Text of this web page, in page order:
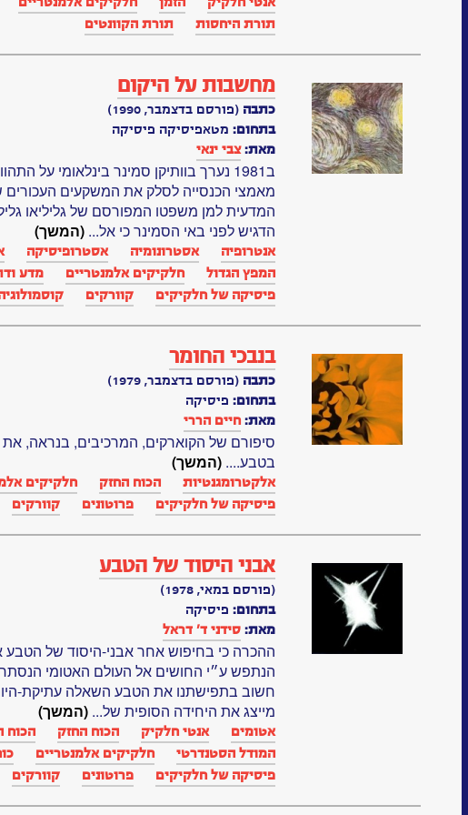
תורת היחסות‏
תורת הקוונטים
מחשבות על היקום
כתבה (פורסם בדצמבר, 1990)
בתחום: מטאפיסיקה פיסיקה
מאת:צבי ינאי
ב1981 נערך בוותיקן סמינר בינלאומי על
מאמצי הכנסייה לסלק את המשקעים העכורים
המדעית למן משפטו המפורסם של גליליאו
הדגיש לפני באי הסמינר כי אל... (המשך)
אנטרופיה‏ אסטרונומיה אסטרופיסיקה
המפץ הגדול
חלקיקים אלמנטריים
מדע
פיסיקה של חלקיקים
קוורקים
בנבכי החומר
כתבה (פורסם בדצמבר, 1979)
בתחום: פיסיקה
מאת: חיים הררי
סיפורם של הקוארקים, המרכיבים, בנראה,
בטבע.... (המשך)
אלקטרומגנטיות הכוח החזק
חלקיקים
פיסיקה של חלקיקים
פרוטונים קוורקים
אבני היסוד של הטבע
(פורסם במאי, 1978)
בתחום: פיסיקה
מאת: סידני ד’ דראל
ההכרה כי בחיפוש אחר אבני-היסוד של הטבע
הנתפש ע״י החושים אל העולם האטומי הנסתר
חשוב בתפישתנו את הטבע השאלה עתיקת-
מייצג את היחידה הסופית של... (המשך)
אטומים אנטי חלקיק הכוח החזק
הכוח
המודל הסטנדרטי
חלקיקים אלמנטריים
פיסיקה של חלקיקים
פרוטונים קוורקים